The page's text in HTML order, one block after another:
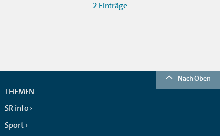
2 Einträge
Nach Oben
THEMEN
SR info
Sport